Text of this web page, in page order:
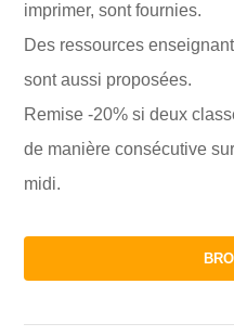
imprimer, sont fournies.
Des ressources
sont aussi proposées.
Remise -20% si deux
de manière consécutive
midi.